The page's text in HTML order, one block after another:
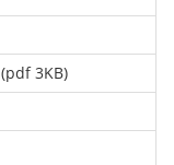
(pdf 3KB)